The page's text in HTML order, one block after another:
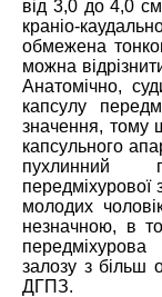
від 3,0 до 4,0
краніо-
обмежена тонко
можна
Анатомічно,
капсулу
значення, тому
капсульного
пухлинний
передміхурової
молодих
незначною, в
залозу з більш
ДГПЗ.